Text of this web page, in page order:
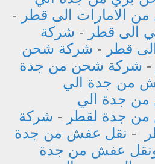
الامارات الى قطر -
الى قطر - شركة
قطر - شركة شحن
- شركة شحن من جدة
من جدة الي
جدة الي
جدة لقطر - شركة
- نقل عفش من جدة
عفش من جدة